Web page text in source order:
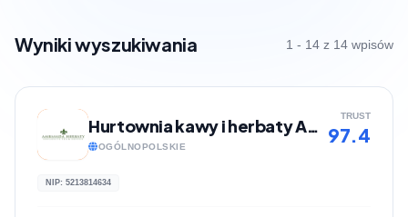
Wyniki wyszukiwania 1 - 14 z 14 wpisów
Hurtownia kawy i herbaty Ambasada Herbaty
OGÓLNOPOLSKIE
TRUST
97.4
NIP: 5213814634